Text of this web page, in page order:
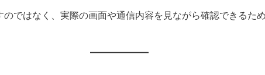
のではなく、実際の画面や通信内容を見ながら確認できるた